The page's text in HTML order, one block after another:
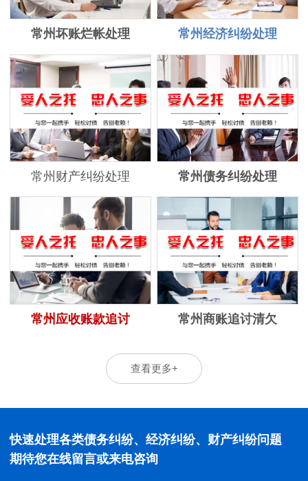
常州坏账烂帐处理 常州经济纠纷处理
常州财产纠纷处理 常州债务纠纷处理
常州应收账款追讨 常州商账追讨清欠
查看更多+
快速处理各类债务纠纷、经济纠纷、财产纠纷问题
期待您在线留言或来电咨询